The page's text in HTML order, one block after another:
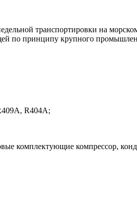
транспортировки на
по принципу крупного
R404A;
комплектующие компрессор,